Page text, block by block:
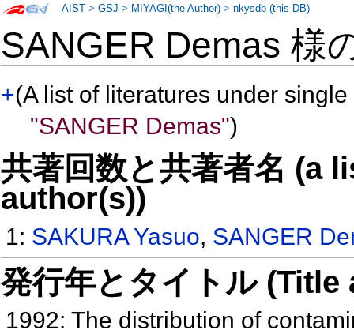
SANGER Demas 様
+(A list of literatures under
"SANGER Demas")
共著回数と共著者名 (a
author(s))
1: SAKURA Yasuo, SANGER
発行年とタイトル
1992: The distribution of
AIST >GSJ > MIYAGI(the Author) >nkysdb (this DB)